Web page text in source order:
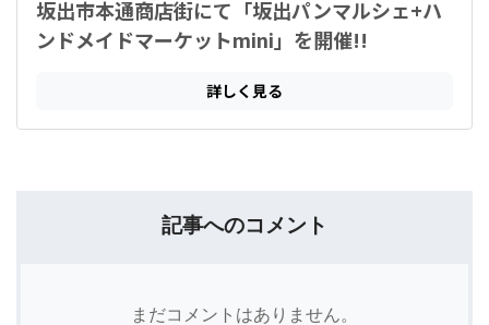
記事へのコメント
まだコメントはありません。